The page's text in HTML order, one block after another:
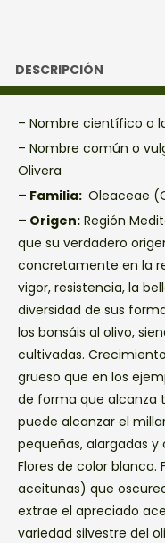
DESCRIPCIÓN
– Nombre científico o
– Nombre común o
Olivera
– Familia: Oleaceae
– Origen: Región
que su verdadero
concretamente en la
vigor, resistencia, la
diversidad de sus
los bonsáis al olivo,
cultivadas.
grueso que en los
de forma que alcanza
puede alcanzar el
pequeñas, alargadas
Flores de color blanco.
aceitunas) que
extrae el apreciado
variedad silvestre del